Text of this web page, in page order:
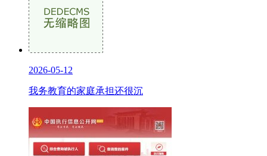
2026-05-12
我务教育的家庭承担还很沉